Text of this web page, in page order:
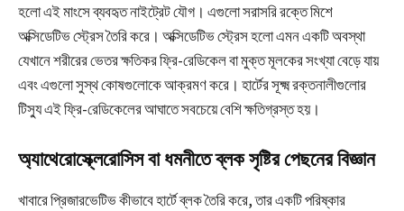
হলো এই মাংসে ব্যবহৃত নাইট্রেট যৌগ। এগুলো সরাসরি রক্তে মিশে
অক্সিডেটিভ স্ট্রেস তৈরি করে। অক্সিডেটিভ স্ট্রেস হলো এমন একটি অবস্থা
যেখানে শরীরের ভেতর ক্ষতিকর ফ্রি-রেডিকেল বা মুক্ত মূলকের সংখ্যা বেড়ে যায়
এবং এগুলো সুস্থ কোষগুলোকে আক্রমণ করে। হার্টের সূক্ষ্ম রক্তনালীগুলোর
টিস্যু এই ফ্রি-রেডিকেলের আঘাতে সবচেয়ে বেশি ক্ষতিগ্রস্ত হয়।
অ্যাথেরোস্ক্লেরোসিস বা ধমনীতে ব্লক সৃষ্টির পেছনের বিজ্ঞান
খাবারে প্রিজারভেটিভ কীভাবে হার্টে ব্লক তৈরি করে, তার একটি পরিষ্কার